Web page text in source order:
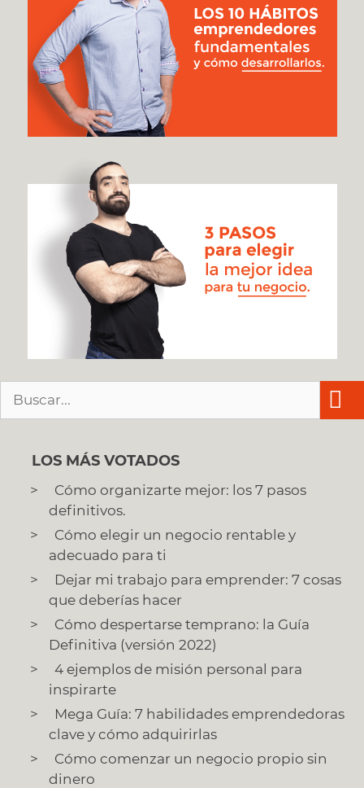
LOS MÁS VOTADOS
Cómo organizarte mejor: los 7 pasos
definitivos.
Cómo elegir un negocio rentable y
adecuado para ti
Dejar mi trabajo para emprender: 7 cosas
que deberías hacer
Cómo despertarse temprano: la Guía
Definitiva (versión 2022)
4 ejemplos de misión personal para
inspirarte
Mega Guía: 7 habilidades emprendedoras
clave y cómo adquirirlas
Cómo comenzar un negocio propio sin
dinero